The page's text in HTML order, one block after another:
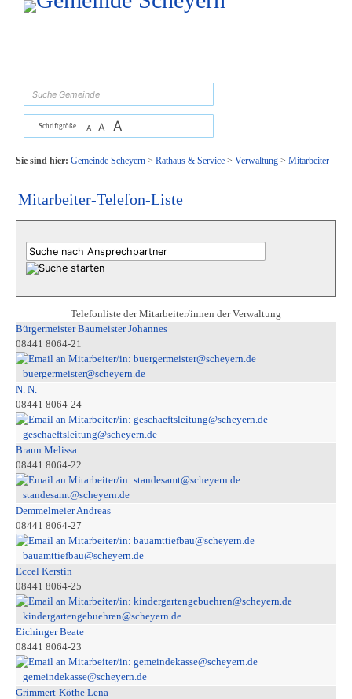
Zum Inhalt, zur Navigationoder zur Startseite springen.
Schriftgröße A A A
Sie sind hier: Gemeinde Scheyern> Rathaus & Service> Verwaltung> Mitarbeiter
Mitarbeiter-Telefon-Liste
Telefonliste der Mitarbeiter/innen der Verwaltung
Bürgermeister Baumeister Johannes
08441 8064-21
buergermeister@scheyern.de
N. N.
08441 8064-24
geschaeftsleitung@scheyern.de
Braun Melissa
08441 8064-22
standesamt@scheyern.de
Demmelmeier Andreas
08441 8064-27
bauamttiefbau@scheyern.de
Eccel Kerstin
08441 8064-25
kindergartengebuehren@scheyern.de
Eichinger Beate
08441 8064-23
gemeindekasse@scheyern.de
Grimmert-Köthe Lena